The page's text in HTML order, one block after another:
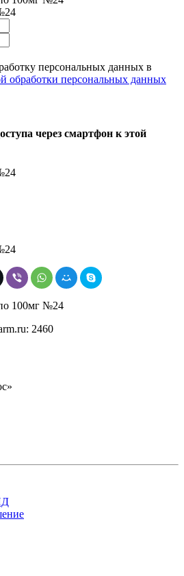
персональных данных в
обработки персональных данных
через смартфон к этой
2460